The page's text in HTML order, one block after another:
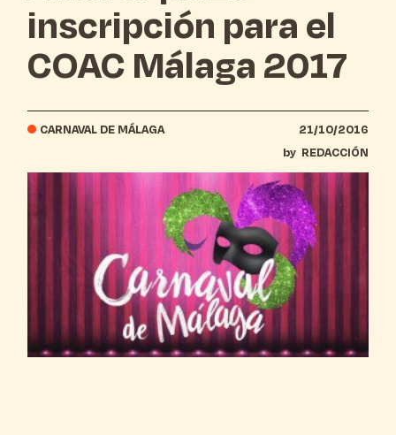
inscripción para el
COAC Málaga 2017
CARNAVAL DE MÁLAGA
21/10/2016
by REDACCIÓN